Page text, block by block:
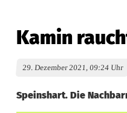
Kamin
29. Dezember 2021, 09:24 Uhr
Speinshart. Die